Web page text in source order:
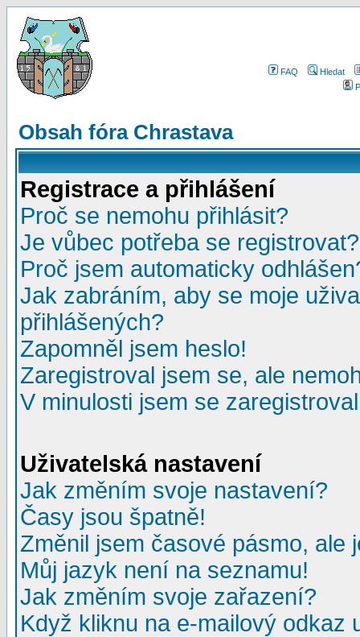
FAQ
Hledat
Obsah fóra Chrastava
Registrace a přihlášení
Proč se nemohu přihlásit?
Je vůbec potřeba se registrovat?
Proč jsem automaticky
Jak zabráním, aby se moje
přihlášených?
Zapomněl jsem heslo!
Zaregistroval jsem se, ale
V minulosti jsem se
Uživatelská nastavení
Jak změním svoje nastavení?
Časy jsou špatně!
Změnil jsem časové pásmo, ale
Můj jazyk není na seznamu!
Jak změním svoje zařazení?
Když kliknu na e-mailový odkaz